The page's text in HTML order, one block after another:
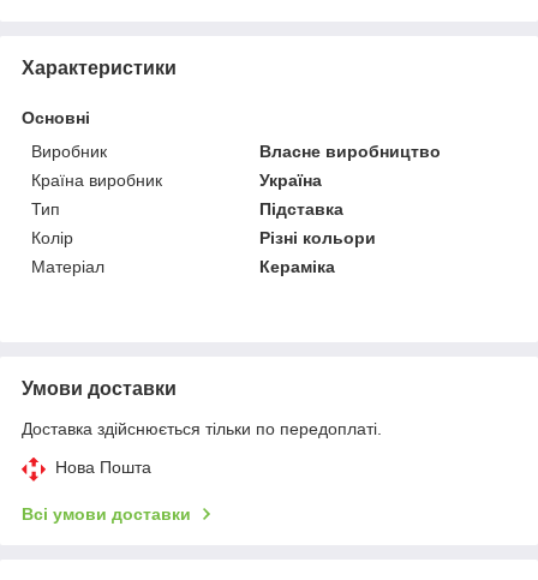
Характеристики
Основні
Виробник
Власне виробництво
Країна виробник
Україна
Тип
Підставка
Колір
Різні кольори
Матеріал
Кераміка
Умови доставки
Доставка здійснюється тільки по передоплаті.
Нова Пошта
Всі умови доставки